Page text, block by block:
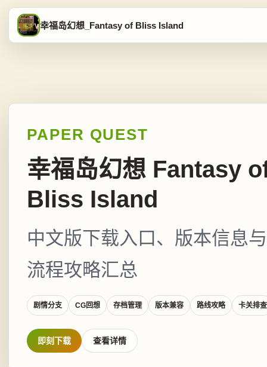
幸福岛幻想_Fantasy of Bliss Island
PAPER QUEST
幸福岛幻想 Fantasy
Bliss Island
中文版下载入口、版本信息与
流程攻略汇总
剧情分支 CG回想 存档管理 版本兼容 路线攻略 卡关排查
即刻下载 查看详情